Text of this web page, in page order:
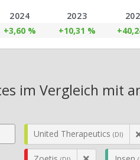
2024 2023
+3,60 % +10,31 %
im Vergleich mit
United Therapeutics (DI)